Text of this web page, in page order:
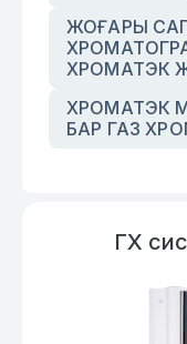
ЖОҒАРЫ
ХРОМАТЭК
ХРОМАТЭК
БАР ГАЗ
ГХ